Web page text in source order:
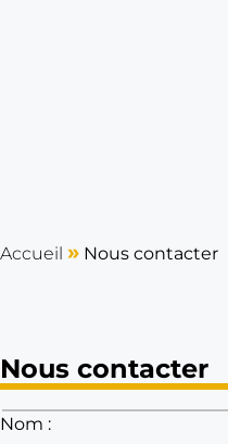
Accueil » Nous contacter
Nous contacter
Nom :